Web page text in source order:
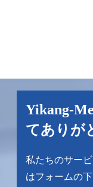
Yikang-
てありが
私たちのサー
はフォームの